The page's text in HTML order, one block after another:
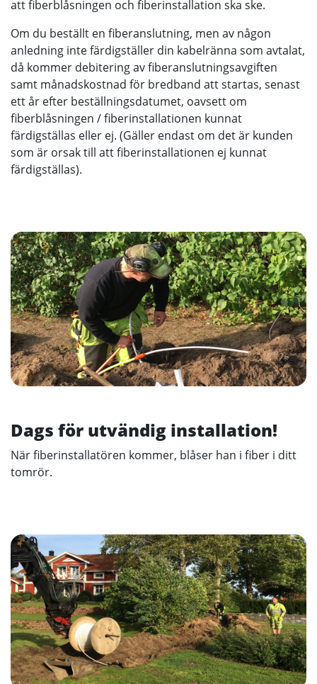
att fiberblåsningen och fiberinstallation ska ske.
Om du beställt en fiberanslutning, men av någon
anledning inte färdigställer din kabelränna som avtalat,
då kommer debitering av fiberanslutningsavgiften
samt månadskostnad för bredband att startas, senast
ett år efter beställningsdatumet, oavsett om
fiberblåsningen / fiberinstallationen kunnat
färdigställas eller ej. (Gäller endast om det är kunden
som är orsak till att fiberinstallationen ej kunnat
färdigställas).
Dags för utvändig installation!
När fiberinstallatören kommer, blåser han i fiber i ditt
tomrör.